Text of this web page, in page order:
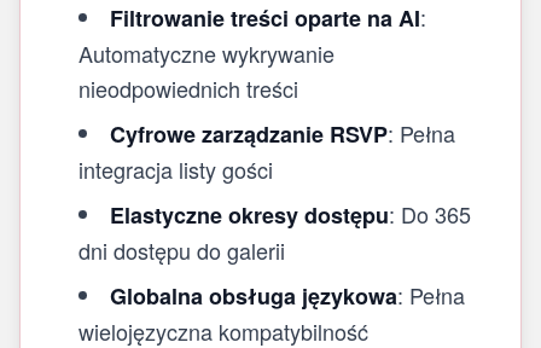
Filtrowanie treści oparte na AI:
Automatyczne wykrywanie
nieodpowiednich treści
Cyfrowe zarządzanie RSVP: Pełna
integracja listy gości
Elastyczne okresy dostępu: Do 365
dni dostępu do galerii
Globalna obsługa językowa: Pełna
wielojęzyczna kompatybilność